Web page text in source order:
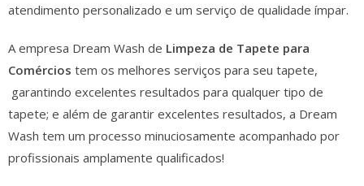
atendimento personalizado e um serviço de qualidade ímpar.
A empresa Dream Wash de Limpeza de Tapete para
Comércios tem os melhores serviços para seu tapete,
garantindo excelentes resultados para qualquer tipo de
tapete; e além de garantir excelentes resultados, a Dream
Wash tem um processo minuciosamente acompanhado por
profissionais amplamente qualificados!